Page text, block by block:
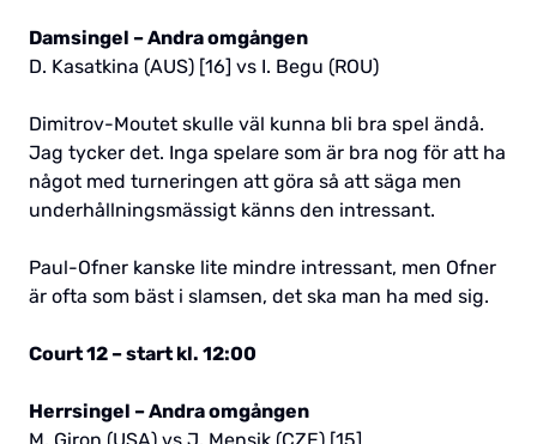
Damsingel – Andra omgången
D. Kasatkina (AUS) [16] vs I. Begu (ROU)
Dimitrov-Moutet skulle väl kunna bli bra spel ändå.
Jag tycker det. Inga spelare som är bra nog för att ha
något med turneringen att göra så att säga men
underhållningsmässigt känns den intressant.
Paul-Ofner kanske lite mindre intressant, men Ofner
är ofta som bäst i slamsen, det ska man ha med sig.
Court 12 – start kl. 12:00
Herrsingel – Andra omgången
M. Giron (USA) vs J. Mensik (CZE) [15]